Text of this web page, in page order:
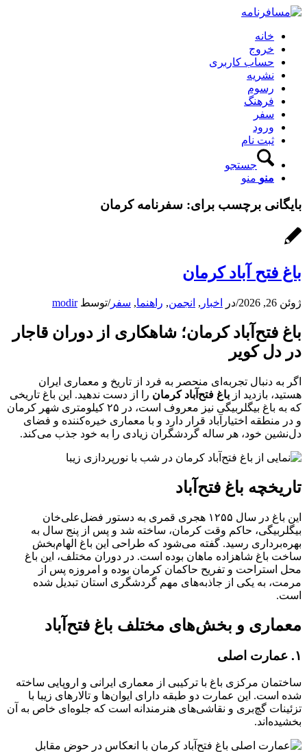
خانه
خروج
حساب کاربری
نشریه
رسوم
فرهنگ
سفر
ورود
ثبت نام
جستجو
منو منو
بایگانی برچسب برای: سفرنامه کرمان
باغ فتح آباد کرمان
ژوئن 26, 2026 /در اخبار , انجمن, راهنما, سفر/توسطmodir
باغ فتح‌آباد کرمان؛ شاهکاری از دوران قاجار
در دل کویر
اگر به دنبال تجربه‌ای منحصر به فرد از تاریخ و معماری ایران
هستید، بازدید از باغ فتح‌آباد کرمان را از دست ندهید. این باغ تاریخی
که به باغ بیگلربیگی نیز معروف است، در ۲۵ کیلومتری شهر کرمان
و در منطقه اختیارآباد قرار دارد و با معماری خیره‌کننده و فضای
دل‌نشین خود، هر ساله گردشگران زیادی را به خود جذب می‌کند.
تاریخچه باغ فتح‌آباد
این باغ در سال ۱۲۵۵ هجری قمری به دستور فضل‌علی‌خان
بیگلربیگی، حاکم وقت کرمان، ساخته شد و پس از پنج سال به
بهره‌برداری رسید. گفته می‌شود که طراحی این باغ الهام‌بخش
ساخت باغ شاهزاده ماهان بوده است. در دوران مختلف، این باغ
محل استراحت و تفریح حاکمان کرمان بوده و امروزه پس از
مرمت، به یکی از جاذبه‌های مهم گردشگری استان تبدیل شده
است.
معماری و بخش‌های مختلف باغ فتح‌آباد
۱. عمارت اصلی
ساختمان مرکزی باغ با ترکیبی از معماری ایرانی و اروپایی ساخته
شده است. این عمارت دو طبقه دارای ایوان‌ها و تالارهای زیبا با
تزئینات گچ‌بری و نقاشی‌های هنرمندانه است که جلوه‌ای خاص به آن
بخشیده‌اند.